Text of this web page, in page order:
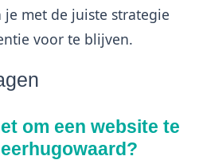
met de juiste strategie
voor te blijven.
om een website te